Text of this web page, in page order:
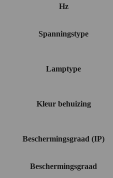
Hz
Spanningstype
Lamptype
Kleur behuizing
Beschermingsgraad (IP)
Beschermingsgraad